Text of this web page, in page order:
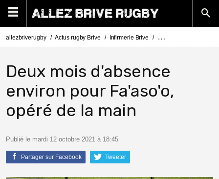
allezbriverugby Actus rugby Brive Infirmerie Brive Actus Infirmerie Brive
Deux mois d'absence
environ pour Fa'aso'o,
opéré de la main
Publié le mardi 12 octobre 2021 à 18:45
Partager sur Facebook Tweeter